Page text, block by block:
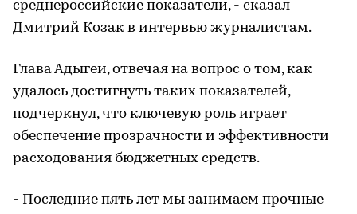
среднероссийские показатели, - сказал
Дмитрий Козак в интервью журналистам.
Глава Адыгеи, отвечая на вопрос о том, как
удалось достигнуть таких показателей,
подчеркнул, что ключевую роль играет
обеспечение прозрачности и эффективности
расходования бюджетных средств.
- Последние пять лет мы занимаем прочные